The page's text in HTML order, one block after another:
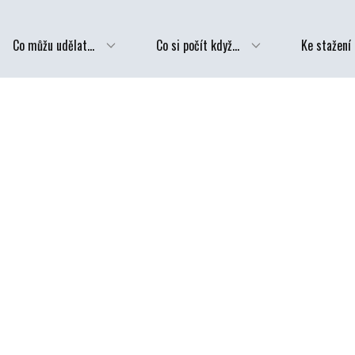
Co můžu udělat... Co si počít když... Ke stažení